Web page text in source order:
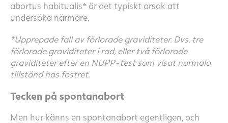
abortus habitualis* är det typiskt orsak att
undersöka närmare.
*Upprepade fall av förlorade graviditeter. Dvs. tre
förlorade graviditeter i rad, eller två förlorade
graviditeter efter en NUPP-test som visat normala
tillstånd hos fostret.
Tecken på spontanabort
Men hur känns en spontanabort egentligen, och